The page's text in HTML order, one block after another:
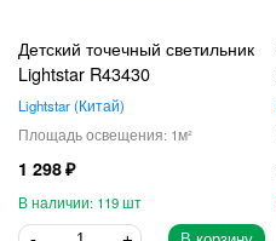
Детский точечный светильник
Lightstar R43430
Lightstar Китай
1
1 298
119